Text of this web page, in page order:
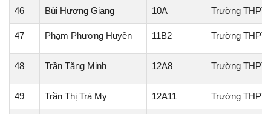
46 Bùi Hương Giang 10A Trường THPT
47 Phạm Phương Huyền 11B2 Trường THPT
48 Trần Tăng Minh 12A8 Trường THPT
49 Trần Thị Trà My 12A11 Trường THPT